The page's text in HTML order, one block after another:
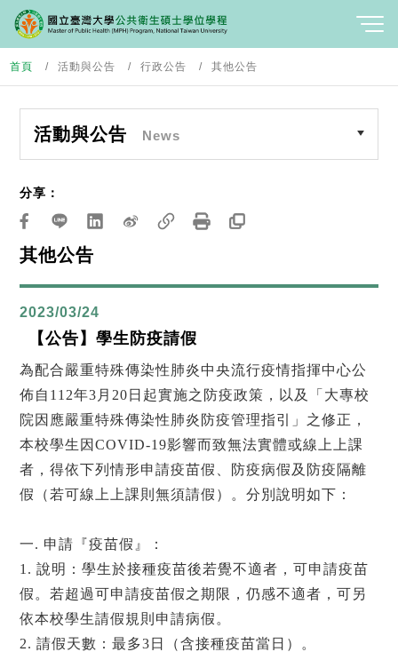
首頁 活動與公告 行政公告 其他公告
活動與公告 News
其他公告
分享：
2023/03/24
【公告】學生防疫請假
為配合嚴重特殊傳染性肺炎中央流行疫情指揮中心公
佈自112年3月20日起實施之防疫政策，以及「大專校
院因應嚴重特殊傳染性肺炎防疫管理指引」之修正，
本校學生因COVID-19影響而致無法實體或線上上課
者，得依下列情形申請疫苗假、防疫病假及防疫隔離
假（若可線上上課則無須請假）。分別說明如下：
一. 申請『疫苗假』：
1. 說明：學生於接種疫苗後若覺不適者，可申請疫苗
假。若超過可申請疫苗假之期限，仍感不適者，可另
依本校學生請假規則申請病假。
2. 請假天數：最多3日（含接種疫苗當日）。